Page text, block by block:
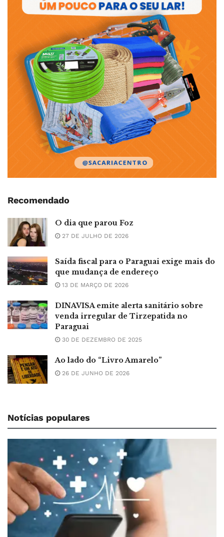
Recomendado
O dia que parou Foz
27 DE JULHO DE 2026
Saída fiscal para o Paraguai exige mais do
que mudança de endereço
13 DE MARÇO DE 2026
DINAVISA emite alerta sanitário sobre
venda irregular de Tirzepatida no
Paraguai
30 DE DEZEMBRO DE 2025
Ao lado do “Livro Amarelo”
26 DE JUNHO DE 2026
Notícias populares